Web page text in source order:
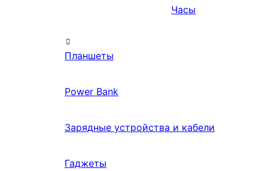
Часы
Планшеты
Power Bank
Зарядные устройства и кабели
Гаджеты